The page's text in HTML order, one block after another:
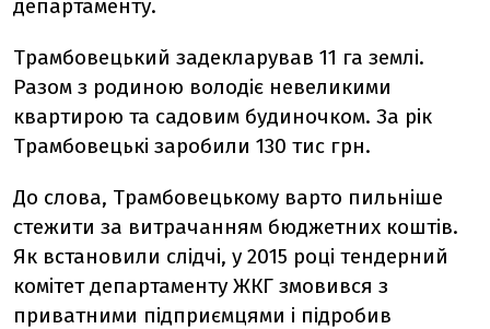
департаменту.
Трамбовецький задекларував 11 га землі.
Разом з родиною володіє невеликими
квартирою та садовим будиночком. За рік
Трамбовецькі заробили 130 тис грн.
До слова, Трамбовецькому варто пильніше
стежити за витрачанням бюджетних коштів.
Як встановили слідчі, у 2015 році тендерний
комітет департаменту ЖКГ змовився з
приватними підприємцями і підробив